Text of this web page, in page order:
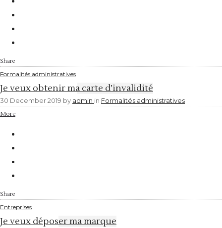
Share
Formalités administratives
Je veux obtenir ma carte d’invalidité
30 December 2019 by admin in Formalités administratives
More
Share
Entreprises
Je veux déposer ma marque